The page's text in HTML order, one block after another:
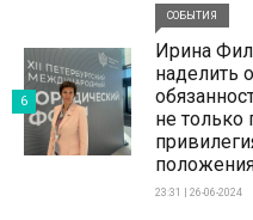
СОБЫТИЯ
Ирина
наделить
не только
23:31 | 26-06-2024
6